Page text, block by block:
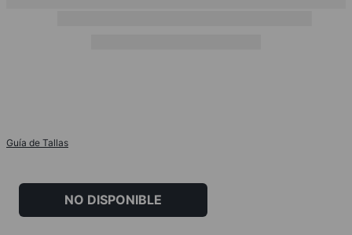
Guía de Tallas
NO DISPONIBLE